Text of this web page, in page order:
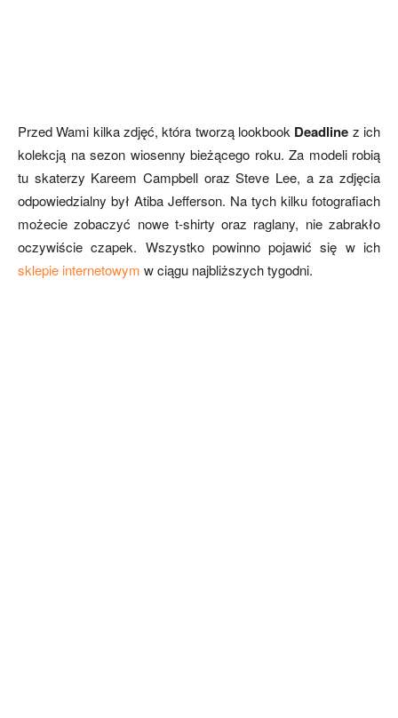
Przed Wami kilka zdjęć, która tworzą lookbook Deadline z ich
kolekcją na sezon wiosenny bieżącego roku. Za modeli robią
tu skaterzy Kareem Campbell oraz Steve Lee, a za zdjęcia
odpowiedzialny był Atiba Jefferson. Na tych kilku fotografiach
możecie zobaczyć nowe t-shirty oraz raglany, nie zabrakło
oczywiście czapek. Wszystko powinno pojawić się w ich
sklepie internetowym w ciągu najbliższych tygodni.